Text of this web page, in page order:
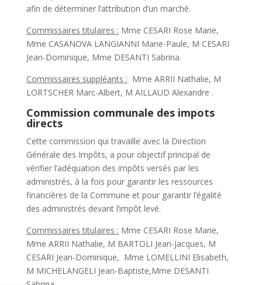
afin de déterminer l’attribution d’un marché.
Commissaires titulaires : Mme CESARI Rose Marie,
Mme CASANOVA LANGIANNI Marie-Paule, M CESARI
Jean-Dominique, Mme DESANTI Sabrina.
Commissaires suppléants : Mme ARRII Nathalie, M
LORTSCHER Marc-Albert, M AILLAUD Alexandre .
Commission communale des impots
directs
Cette commission qui travaille avec la Direction
Générale des Impôts, a pour objectif principal de
vérifier l’adéquation des impôts versés par les
administrés, à la fois pour garantir les ressources
financières de la Commune et pour garantir l’égalité
des administrés devant l’impôt levé.
Commissaires titulaires : Mme CESARI Rose Marie,
Mme ARRII Nathalie, M BARTOLI Jean-Jacques, M
CESARI Jean-Dominique, Mme LOMELLINI Elisabeth,
M MICHELANGELI Jean-Baptiste,Mme DESANTI